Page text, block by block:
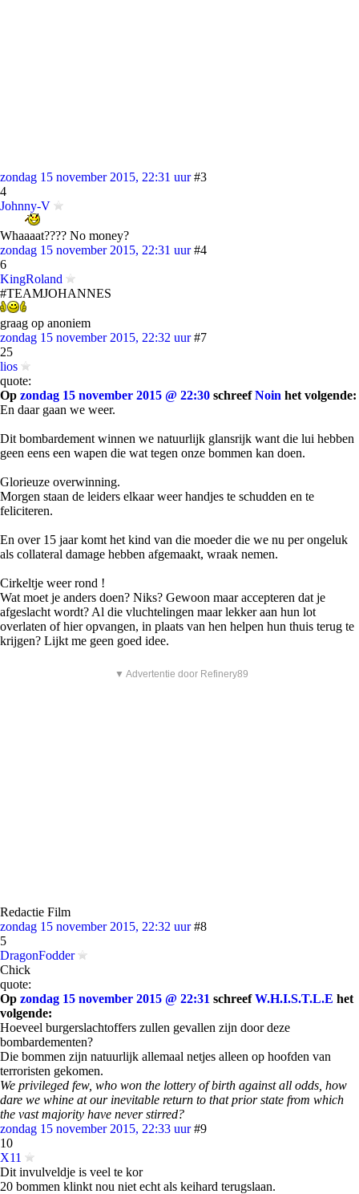
zondag 15 november 2015, 22:31 uur #3
4
Johnny-V
Whaaaat???? No money?
zondag 15 november 2015, 22:31 uur #4
6
KingRoland
#TEAMJOHANNES
graag op anoniem
zondag 15 november 2015, 22:32 uur #7
25
lios
quote:
Op zondag 15 november 2015 @ 22:30 schreefNoin het volgende:
En daar gaan we weer.
Dit bombardement winnen we natuurlijk glansrijk want die lui hebben
geen eens een wapen die wat tegen onze bommen kan doen.
Glorieuze overwinning.
Morgen staan de leiders elkaar weer handjes te schudden en te
feliciteren.
En over 15 jaar komt het kind van die moeder die we nu per ongeluk
als collateral damage hebben afgemaakt, wraak nemen.
Cirkeltje weer rond !
Wat moet je anders doen? Niks? Gewoon maar accepteren dat je
afgeslacht wordt? Al die vluchtelingen maar lekker aan hun lot
overlaten of hier opvangen, in plaats van hen helpen hun thuis terug te
krijgen? Lijkt me geen goed idee.
▼ Advertentie door Refinery89
Redactie Film
zondag 15 november 2015, 22:32 uur #8
5
DragonFodder
Chick
quote:
Op zondag 15 november 2015 @ 22:31 schreefW.H.I.S.T.L.E het
volgende:
Hoeveel burgerslachtoffers zullen gevallen zijn door deze
bombardementen?
Die bommen zijn natuurlijk allemaal netjes alleen op hoofden van
terroristen gekomen.
We privileged few, who won the lottery of birth against all odds, how
dare we whine at our inevitable return to that prior state from which
the vast majority have never stirred?
zondag 15 november 2015, 22:33 uur #9
10
X11
Dit invulveldje is veel te kor
20 bommen klinkt nou niet echt als keihard terugslaan.